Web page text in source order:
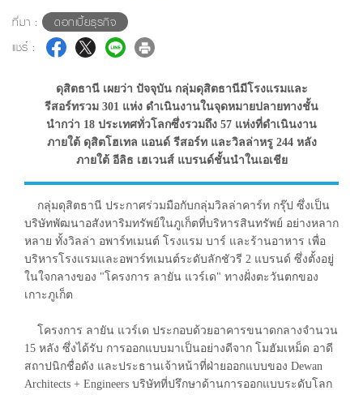
ที่มา :
ดอกเบี้ยธุรกิจ
แชร์ :
ดุสิตธานี เผยว่า ปัจจุบัน กลุ่มดุสิตธานีมีโรงแรมและ
รีสอร์ทรวม 301 แห่ง ดำเนินงานในจุดหมายปลายทางชั้น
นำกว่า 18 ประเทศทั่วโลกซึ่งรวมถึง 57 แห่งที่ดำเนินงาน
ภายใต้ ดุสิตโฮเทล แอนด์ รีสอร์ท และวิลล่าหรู 244 หลัง
ภายใต้ อีลิธ เฮเวนส์ แบรนด์ชั้นนำในเอเชีย
กลุ่มดุสิตธานี ประกาศร่วมมือกับกลุ่มวิลล่าคาร์ท กรุ๊ป ซึ่งเป็น
บริษัทพัฒนาอสังหาริมทรัพย์ในภูเก็ตที่บริหารสินทรัพย์ อย่างหลาก
หลาย ทั้งวิลล่า อพาร์ทเมนต์ โรงแรม บาร์ และร้านอาหาร เพื่อ
บริหารโรงแรมและอพาร์ทเมนต์ระดับลักชัวรี 2 แบรนด์ ซึ่งตั้งอยู่
ในใจกลางของ "โครงการ ลายัน แวร์เด" ทางฝั่งตะวันตกของ
เกาะภูเก็ต
โครงการ ลายัน แวร์เด ประกอบด้วยอาคารขนาดกลางจำนวน
15 หลัง ซึ่งได้รับ การออกแบบมาเป็นอย่างดีจาก โมฮัมเหม็ด อาดี
สถาปนิกชื่อดัง และประธานเจ้าหน้าที่ฝ่ายออกแบบของ Dewan
Architects + Engineers บริษัทที่ปรึกษาด้านการออกแบบระดับโลก